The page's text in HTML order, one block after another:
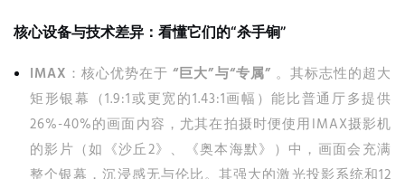
核心设备与技术差异：看懂它们的“杀手锏”
IMAX ：核心优势在于“巨大”与“专属” 。其标志性的超大
矩形银幕（1.9:1或更宽的1.43:1画幅）能比普通厅多提供
26%-40%的画面内容，尤其在拍摄时便使用IMAX摄影机
的影片（如《沙丘2》、《奥本海默》）中，画面会充满